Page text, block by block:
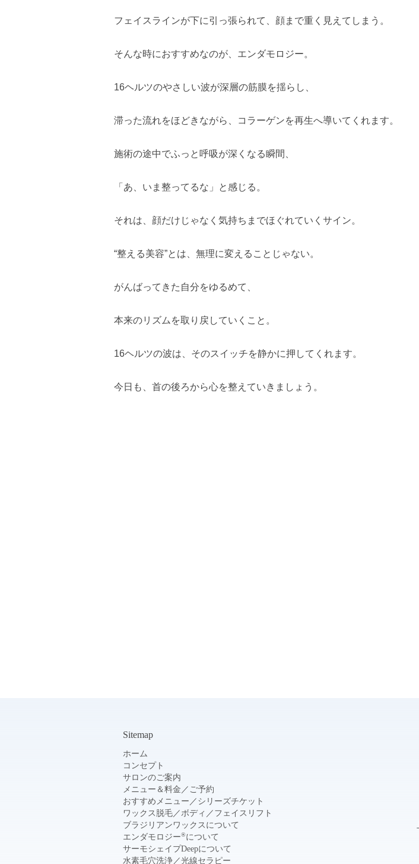
フェイスラインが下に引っ張られて、顔まで重く見えてしまう。
そんな時におすすめなのが、エンダモロジー。
16ヘルツのやさしい波が深層の筋膜を揺らし、
滞った流れをほどきながら、コラーゲンを再生へ導いてくれます。
施術の途中でふっと呼吸が深くなる瞬間、
「あ、いま整ってるな」と感じる。
それは、顔だけじゃなく気持ちまでほぐれていくサイン。
“整える美容”とは、無理に変えることじゃない。
がんばってきた自分をゆるめて、
本来のリズムを取り戻していくこと。
16ヘルツの波は、そのスイッチを静かに押してくれます。
今日も、首の後ろから心を整えていきましょう。
Sitemap
ホーム
コンセプト
サロンのご案内
メニュー＆料金 ／ ご予約
おすすめメニュー ／ シリーズチケット
ワックス脱毛／ボディ ／ フェイスリフト
ブラジリアンワックスについて
エンダモロジー®について
サーモシェイプDeepについて
水素毛穴洗浄／光線セラピー